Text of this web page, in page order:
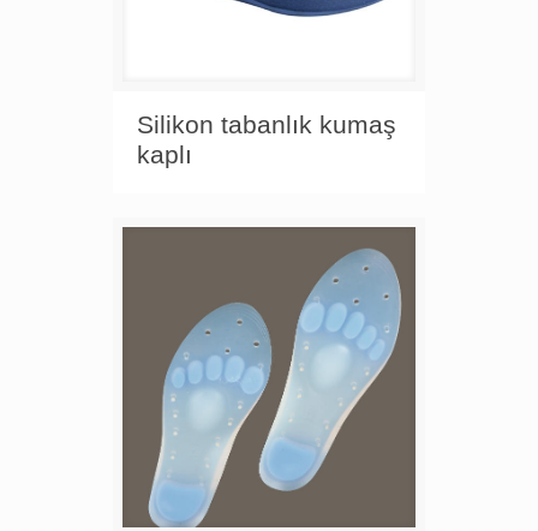
Silikon tabanlık kumaş
kaplı